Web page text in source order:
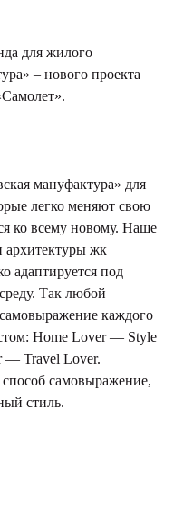
для жилого
– нового проекта
мануфактура» для
легко меняют свою
ко всему новому. Наше
архитектуры жк
адаптируется под
Так любой
каждого
Home Lover — Style
— Travel Lover.
самовыражение,
стиль.